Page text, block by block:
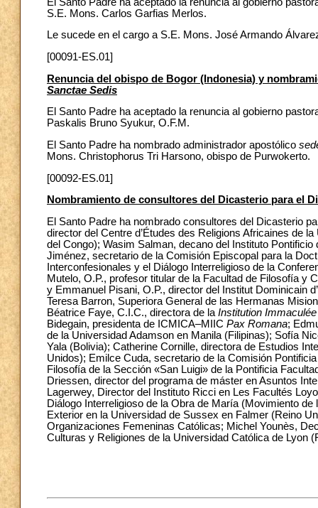
S.E. Mons. Carlos Garfias Merlos.
Le sucede en el cargo a S.E. Mons. José Armando
[00091-ES.01]
Renuncia del obispo de Bogor (Indonesia) y
Sanctae Sedis
El Santo Padre ha aceptado la renuncia al gobierno
Paskalis Bruno Syukur, O.F.M.
El Santo Padre ha nombrado administrador apostólico
Mons. Christophorus Tri Harsono, obispo de Purwokerto.
[00092-ES.01]
Nombramiento de consultores del Dicasterio para el
El Santo Padre ha nombrado consultores del Dicasterio
director del Centre d’Études des Religions Africaines de
del Congo); Wasim Salman, decano del Instituto
Jiménez, secretario de la Comisión Episcopal para la
Interconfesionales y el Diálogo Interreligioso de la
Mutelo, O.P., profesor titular de la Facultad de Filosofía y
y Emmanuel Pisani, O.P., director del Institut Dominicain
Teresa Barron, Superiora General de las Hermanas
Béatrice Faye, C.I.C., directora de la Institution
Bidegain, presidenta de ICMICA–MIIC Pax Romana;
de la Universidad Adamson en Manila (Filipinas); Sofía
Yala (Bolivia); Catherine Cornille, directora de Estudios
Unidos); Emilce Cuda, secretario de la Comisión
Filosofía de la Sección «San Luigi» de la Pontificia
Driessen, director del programa de máster en Asuntos
Lagerwey, Director del Instituto Ricci en Les Facultés
Diálogo Interreligioso de la Obra de María (Movimiento
Exterior en la Universidad de Sussex en Falmer (Reino
Organizaciones Femeninas Católicas; Michel Younès,
Culturas y Religiones de la Universidad Católica de Lyon